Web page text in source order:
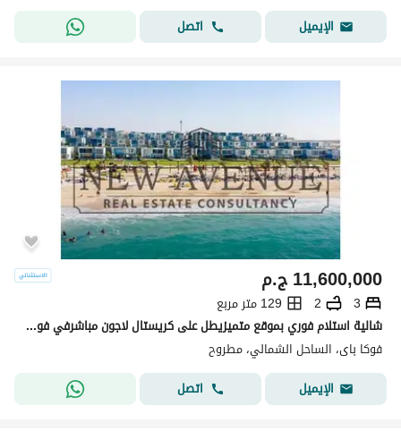
الإيميل
اتصل
ج.م11,600,000
3
2
129 متر مربع
شالية استلام فوري بموقع متميزيطل على كريستال لاجون مباشرفي فوكا باى راس الحكمة شركة تطوير مصر- Fouka bay
فوكا باى، الساحل الشمالي، مطروح
الإيميل
اتصل